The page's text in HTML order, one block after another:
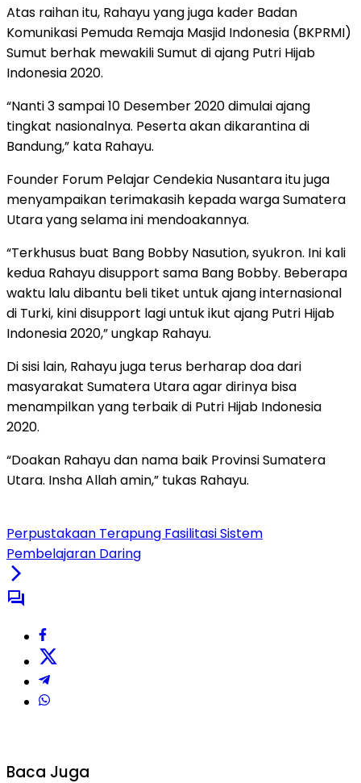
Atas raihan itu, Rahayu yang juga kader Badan
Komunikasi Pemuda Remaja Masjid Indonesia (BKPRMI)
Sumut berhak mewakili Sumut di ajang Putri Hijab
Indonesia 2020.
“Nanti 3 sampai 10 Desember 2020 dimulai ajang
tingkat nasionalnya. Peserta akan dikarantina di
Bandung,” kata Rahayu.
Founder Forum Pelajar Cendekia Nusantara itu juga
menyampaikan terimakasih kepada warga Sumatera
Utara yang selama ini mendoakannya.
“Terkhusus buat Bang Bobby Nasution, syukron. Ini kali
kedua Rahayu disupport sama Bang Bobby. Beberapa
waktu lalu dibantu beli tiket untuk ajang internasional
di Turki, kini disupport lagi untuk ikut ajang Putri Hijab
Indonesia 2020,” ungkap Rahayu.
Di sisi lain, Rahayu juga terus berharap doa dari
masyarakat Sumatera Utara agar dirinya bisa
menampilkan yang terbaik di Putri Hijab Indonesia
2020.
“Doakan Rahayu dan nama baik Provinsi Sumatera
Utara. Insha Allah amin,” tukas Rahayu.
Perpustakaan Terapung Fasilitasi Sistem
Pembelajaran Daring
Baca Juga